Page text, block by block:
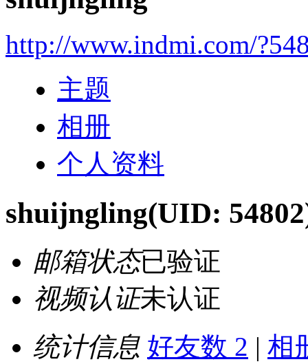
http://www.indmi.com/
主题
相册
个人资料
shuijngling(UID:
邮箱状态已验证
视频认证未认证
统计信息 好友数 2 | 相